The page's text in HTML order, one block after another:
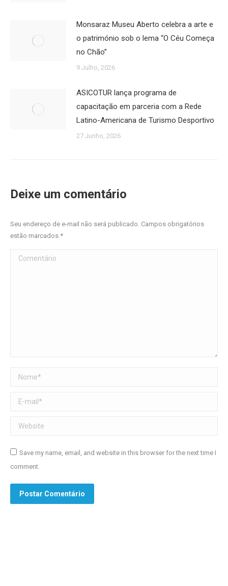
Monsaraz Museu Aberto celebra a arte e
o património sob o lema “O Céu Começa
no Chão”
9 Julho, 2026
ASICOTUR lança programa de
capacitação em parceria com a Rede
Latino-Americana de Turismo Desportivo
27 Junho, 2026
Deixe um comentário
Seu endereço de e-mail não será publicado. Campos obrigatórios
estão marcados *
Comentário
Nome *
E-mail *
Website
Save my name, email, and website in this browser for the next time I
comment.
Postar Comentário